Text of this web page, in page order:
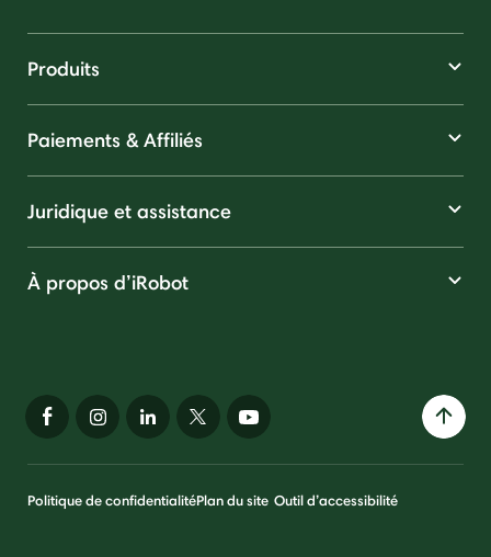
Produits
Paiements & Affiliés
Juridique et assistance
À propos d’iRobot
Politique de confidentialitéPlan du site Outil d’accessibilité